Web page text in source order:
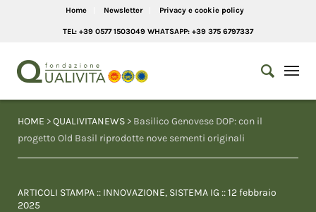
Home Newsletter Privacy e cookie policy
TEL: +39 0577 1503049 WHATSAPP: +39 375 6797337
HOME >QUALIVITANEWS > Basilico Genovese DOP: con il
progetto Old Basil riprodotte nove sementi originali
ARTICOLI STAMPA :: INNOVAZIONE, SISTEMA IG ::12 febbraio
2025